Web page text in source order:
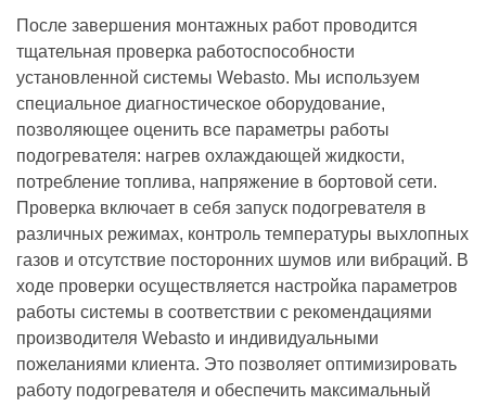
После завершения монтажных работ проводится
тщательная проверка работоспособности
установленной системы Webasto. Мы используем
специальное диагностическое оборудование,
позволяющее оценить все параметры работы
подогревателя: нагрев охлаждающей жидкости,
потребление топлива, напряжение в бортовой сети.
Проверка включает в себя запуск подогревателя в
различных режимах, контроль температуры выхлопных
газов и отсутствие посторонних шумов или вибраций. В
ходе проверки осуществляется настройка параметров
работы системы в соответствии с рекомендациями
производителя Webasto и индивидуальными
пожеланиями клиента. Это позволяет оптимизировать
работу подогревателя и обеспечить максимальный